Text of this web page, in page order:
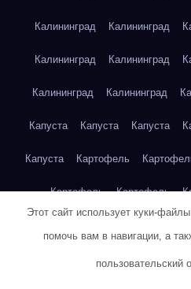
Калининград Калининград
Калининград Калининград
Калининград Калининград
Капуста Капуста Капуста
Капуста Картофель
Картофель Картофель
Этот сайт использует куки-
помочь вам в навигации, а
пользовательский